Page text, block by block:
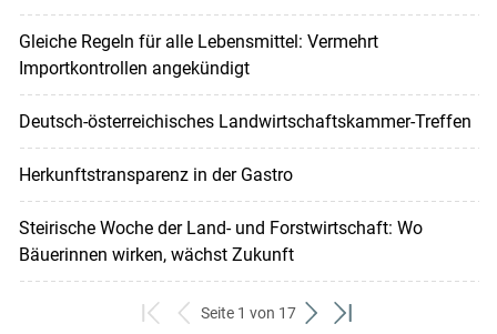
Gleiche Regeln für alle Lebensmittel: Vermehrt
Importkontrollen angekündigt
Deutsch-österreichisches Landwirtschaftskammer-Treffen
Herkunftstransparenz in der Gastro
Steirische Woche der Land- und Forstwirtschaft: Wo
Bäuerinnen wirken, wächst Zukunft
zum
zurück
Seite 1 von 17
weiterzum